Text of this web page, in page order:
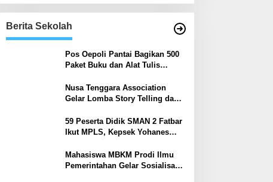
Berita Sekolah
Pos Oepoli Pantai Bagikan 500
Paket Buku dan Alat Tulis
Sekolah
Nusa Tenggara Association
Gelar Lomba Story Telling dan
Kupang Barat dan Nekamese
59 Peserta Didik SMAN 2 Fatbar
Ikut MPLS, Kepsek Yohanes
Lingkungan Sekolah
Mahasiswa MBKM Prodi Ilmu
Pemerintahan Gelar Sosialisasi